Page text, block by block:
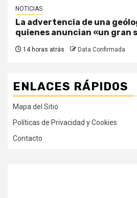
NOTICIAS
La advertencia de una
quienes anuncian «un gran
14 horas atrás Data Confirmada
ENLACES RÁPIDOS
Mapa del Sitio
Políticas de Privacidad y Cookies
Contacto